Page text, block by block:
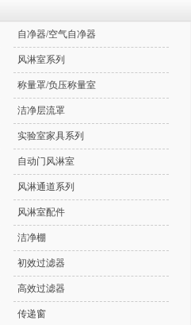
自净器/空气自净器
风淋室系列
称量罩/负压称量室
洁净层流罩
实验室家具系列
自动门风淋室
风淋通道系列
风淋室配件
洁净棚
初效过滤器
高效过滤器
传递窗